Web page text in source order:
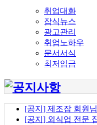
취업대화
잡식뉴스
광고관리
취업노하우
문서서식
최저임금
[공지] 제조잡 회원
[공지] 외식업 전문